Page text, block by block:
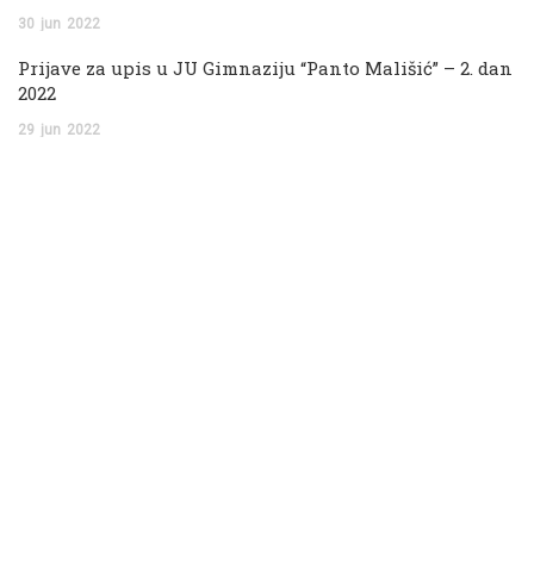
30 jun 2022
Prijave za upis u JU Gimnaziju “Panto Mališić” – 2. dan
2022
29 jun 2022